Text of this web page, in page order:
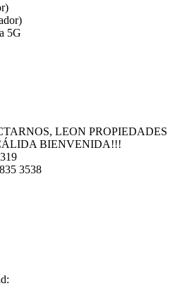
5G
LEON PROPIEDADES
BIENVENIDA!!!
3538